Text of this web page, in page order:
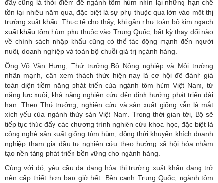
đây cũng là thời điểm để ngành tôm hùm nhìn lại những hạn chế
tồn tại nhiều năm qua, đặc biệt là sự phụ thuộc quá lớn vào một thị
trường xuất khẩu. Thực tế cho thấy, khi gần như toàn bộ kim ngạch
xuất khẩu tôm hùm phụ thuộc vào Trung Quốc, bất kỳ thay đổi nào
về chính sách nhập khẩu cũng có thể tác động mạnh đến người
nuôi, doanh nghiệp và toàn bộ chuỗi giá trị ngành hàng.
Ông Võ Văn Hưng, Thứ trưởng Bộ Nông nghiệp và Môi trường
nhấn mạnh, cần xem thách thức hiện nay là cơ hội để đánh giá
toàn diện tiềm năng phát triển của ngành tôm hùm Việt Nam, từ
năng lực nuôi, khả năng nghiên cứu đến định hướng phát triển dài
hạn. Theo Thứ trưởng, nghiên cứu và sản xuất giống vẫn là mắt
xích yếu của ngành thủy sản Việt Nam. Trong thời gian tới, Bộ sẽ
tiếp tục thúc đẩy các chương trình nghiên cứu khoa học, đặc biệt là
công nghệ sản xuất giống tôm hùm, đồng thời khuyến khích doanh
nghiệp tham gia đầu tư nghiên cứu theo hướng xã hội hóa nhằm
tạo nền tảng phát triển bền vững cho ngành hàng.
Cùng với đó, yêu cầu đa dạng hóa thị trường xuất khẩu đang trở
nên cấp thiết hơn bao giờ hết. Bên cạnh Trung Quốc, ngành tôm